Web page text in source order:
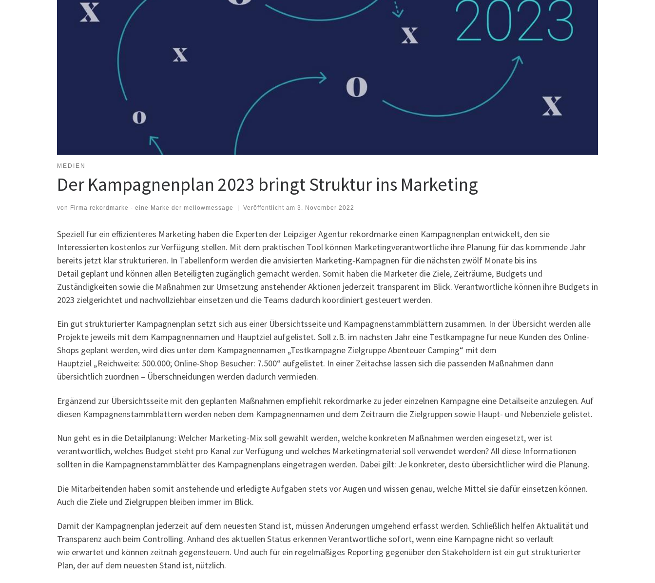
MEDIEN
Der Kampagnenplan 2023 bringt Struktur ins Marketing
von Firma rekordmarke - eine Marke der mellowmessage | Veröffentlicht am 3. November 2022
Speziell für ein effizienteres Marketing haben die Experten der Leipziger Agentur rekordmarke einen Kampagnenplan entwickelt, den sie
Interessierten kostenlos zur Verfügung stellen. Mit dem praktischen Tool können Marketingverantwortliche ihre Planung für das kommende Jahr
bereits jetzt klar strukturieren. In Tabellenform werden die anvisierten Marketing-Kampagnen für die nächsten zwölf Monate bis ins
Detail geplant und können allen Beteiligten zugänglich gemacht werden. Somit haben die Marketer die Ziele, Zeiträume, Budgets und
Zuständigkeiten sowie die Maßnahmen zur Umsetzung anstehender Aktionen jederzeit transparent im Blick. Verantwortliche können ihre Budgets in
2023 zielgerichtet und nachvollziehbar einsetzen und die Teams dadurch koordiniert gesteuert werden.
Ein gut strukturierter Kampagnenplan setzt sich aus einer Übersichtsseite und Kampagnenstammblättern zusammen. In der Übersicht werden alle
Projekte jeweils mit dem Kampagnennamen und Hauptziel aufgelistet. Soll z.B. im nächsten Jahr eine Testkampagne für neue Kunden des Online-
Shops geplant werden, wird dies unter dem Kampagnennamen „Testkampagne Zielgruppe Abenteuer Camping“ mit dem
Hauptziel „Reichweite: 500.000; Online-Shop Besucher: 7.500“ aufgelistet. In einer Zeitachse lassen sich die passenden Maßnahmen dann
übersichtlich zuordnen – Überschneidungen werden dadurch vermieden.
Ergänzend zur Übersichtsseite mit den geplanten Maßnahmen empfiehlt rekordmarke zu jeder einzelnen Kampagne eine Detailseite anzulegen. Auf
diesen Kampagnenstammblättern werden neben dem Kampagnennamen und dem Zeitraum die Zielgruppen sowie Haupt- und Nebenziele gelistet.
Nun geht es in die Detailplanung: Welcher Marketing-Mix soll gewählt werden, welche konkreten Maßnahmen werden eingesetzt, wer ist
verantwortlich, welches Budget steht pro Kanal zur Verfügung und welches Marketingmaterial soll verwendet werden? All diese Informationen
sollten in die Kampagnenstammblätter des Kampagnenplans eingetragen werden. Dabei gilt: Je konkreter, desto übersichtlicher wird die Planung.
Die Mitarbeitenden haben somit anstehende und erledigte Aufgaben stets vor Augen und wissen genau, welche Mittel sie dafür einsetzen können.
Auch die Ziele und Zielgruppen bleiben immer im Blick.
Damit der Kampagnenplan jederzeit auf dem neuesten Stand ist, müssen Änderungen umgehend erfasst werden. Schließlich helfen Aktualität und
Transparenz auch beim Controlling. Anhand des aktuellen Status erkennen Verantwortliche sofort, wenn eine Kampagne nicht so verläuft
wie erwartet und können zeitnah gegensteuern. Und auch für ein regelmäßiges Reporting gegenüber den Stakeholdern ist ein gut strukturierter
Plan, der auf dem neuesten Stand ist, nützlich.